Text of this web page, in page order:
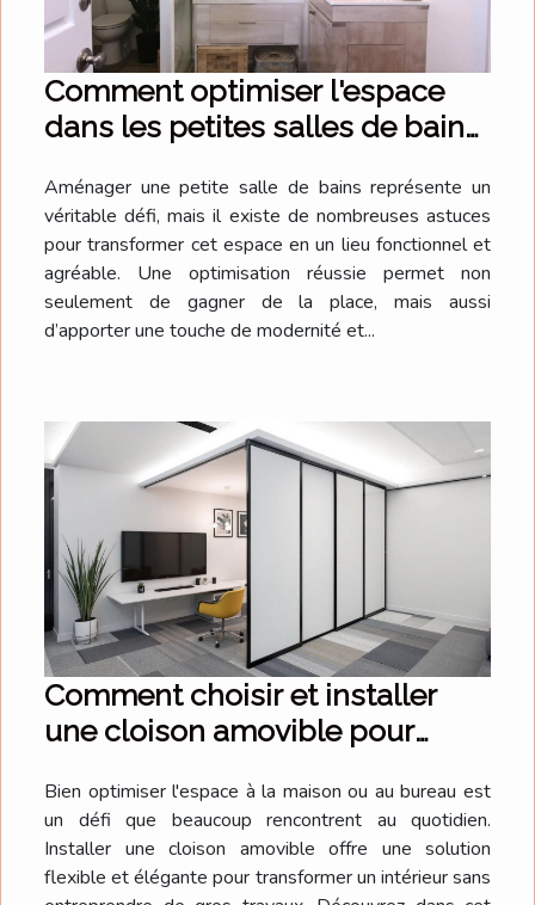
Comment optimiser l'espace
dans les petites salles de bains
Aménager une petite salle de bains représente un
véritable défi, mais il existe de nombreuses astuces
pour transformer cet espace en un lieu fonctionnel et
agréable. Une optimisation réussie permet non
seulement de gagner de la place, mais aussi
d’apporter une touche de modernité et...
Comment choisir et installer
une cloison amovible pour
Bien optimiser l'espace à la maison ou au bureau est
un défi que beaucoup rencontrent au quotidien.
Installer une cloison amovible offre une solution
flexible et élégante pour transformer un intérieur sans